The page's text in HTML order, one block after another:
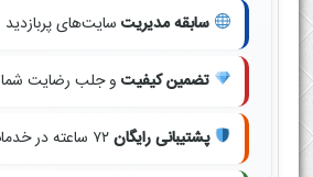
سابقه مدیریت سایت‌های پربازدید
تضمین کیفیت و جلب رضایت شما
پشتیبانی رایگان۷۲ ساعته در خدمات